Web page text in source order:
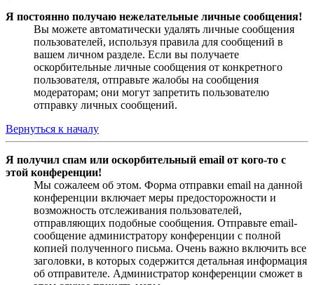
Я постоянно получаю нежелательные личные сообщения!
Вы можете автоматически удалять личные сообщения
пользователей, используя правила для сообщений в
вашем личном разделе. Если вы получаете
оскорбительные личные сообщения от конкретного
пользователя, отправьте жалобы на сообщения
модераторам; они могут запретить пользователю
отправку личных сообщений.
Вернуться к началу
Я получил спам или оскорбительный email от кого-то с
этой конференции!
Мы сожалеем об этом. Форма отправки email на данной
конференции включает меры предосторожности и
возможность отслеживания пользователей,
отправляющих подобные сообщения. Отправьте email-
сообщение администратору конференции с полной
копией полученного письма. Очень важно включить все
заголовки, в которых содержится детальная информация
об отправителе. Администратор конференции сможет в